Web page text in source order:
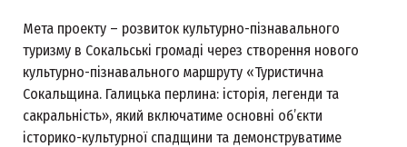
Мета проекту – розвиток культурно-пізнавального
туризму в Сокальські громаді через створення нового
культурно-пізнавального маршруту «Туристична
Сокальщина. Галицька перлина: історія, легенди та
сакральність», який включатиме основні об’єкти
історико-культурної спадщини та демонструватиме